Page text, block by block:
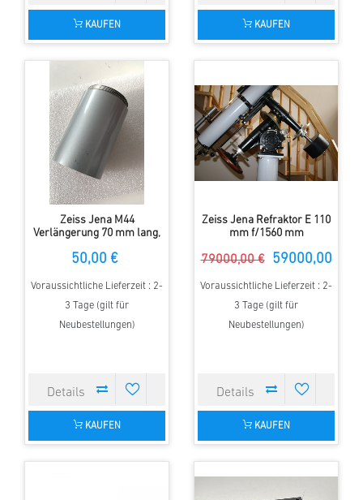
KAUFEN KAUFEN
Zeiss Jena M44
Verlängerung 70 mm lang,
50,00 €
Voraussichtliche Lieferzeit : 2-
3 Tage (gilt für
Neubestellungen)
KAUFEN
Zeiss Jena Refraktor E 110
mm f/1560 mm
79000,00 €
59000,00
€
Voraussichtliche Lieferzeit : 2-
3 Tage (gilt für
Neubestellungen)
KAUFEN